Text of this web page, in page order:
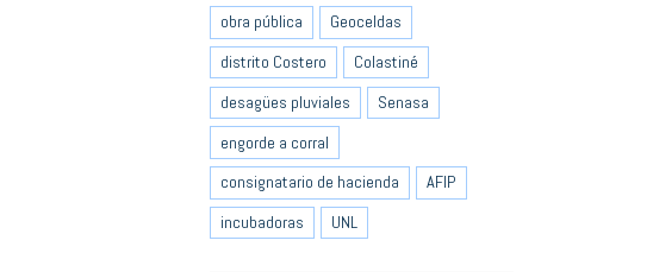
obra pública
Geoceldas
distrito Costero
Colastiné
desagües pluviales
Senasa
engorde a corral
consignatario de hacienda
AFIP
incubadoras
UNL